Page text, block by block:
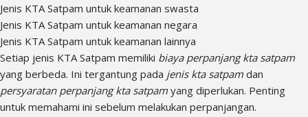
Jenis KTA Satpam untuk keamanan swasta
Jenis KTA Satpam untuk keamanan negara
Jenis KTA Satpam untuk keamanan lainnya
Setiap jenis KTA Satpam memiliki biaya perpanjang kta satpam
yang berbeda. Ini tergantung pada jenis kta satpam dan
persyaratan perpanjang kta satpam yang diperlukan. Penting
untuk memahami ini sebelum melakukan perpanjangan.